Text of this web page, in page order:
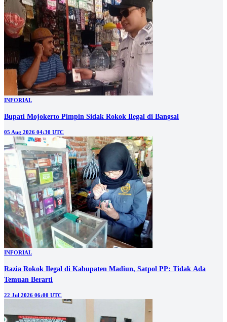
INFORIAL
Bupati Mojokerto Pimpin Sidak Rokok Ilegal di Bangsal
05 Aug 2026 04:30 UTC
INFORIAL
Razia Rokok Ilegal di Kabupaten Madiun, Satpol PP: Tidak Ada
Temuan Berarti
22 Jul 2026 06:00 UTC